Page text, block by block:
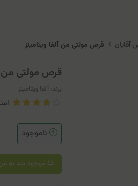
قرص مولتی من آلفا ویتامینز
قرص مولتی من
برند: آلفا ویتامینز
ناموجود
موجود شد به من